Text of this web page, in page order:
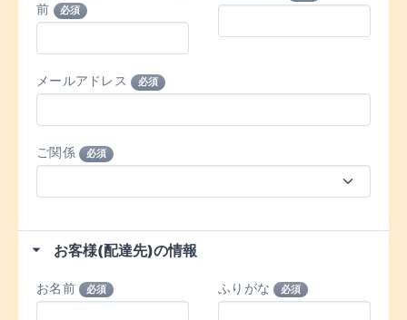
前
必須
メールアドレス 必須
ご関係 必須
お客様(配達先)の情報
お名前 必須 ふりがな 必須